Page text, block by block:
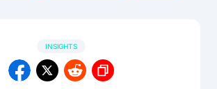
INSIGHTS